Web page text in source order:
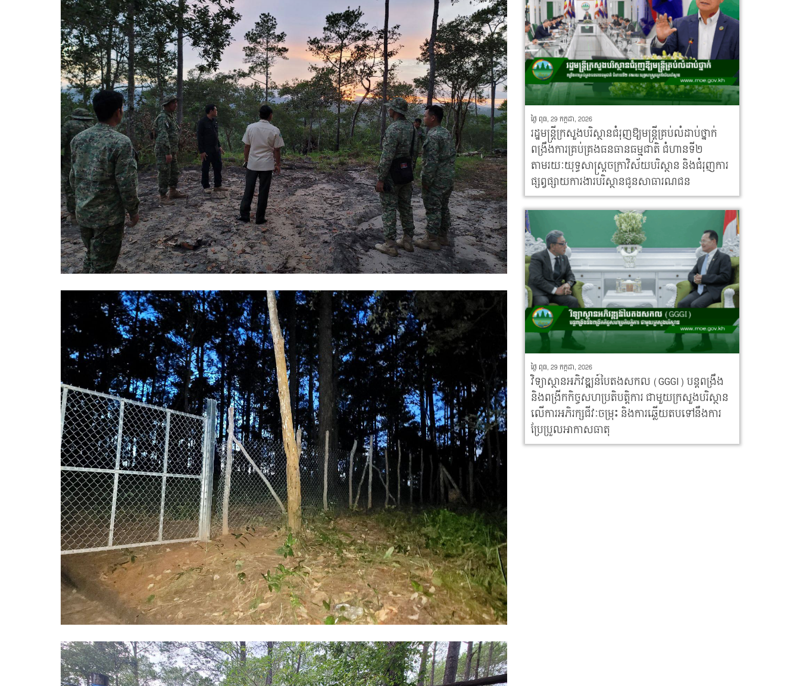
ថ្ងៃ ពុធ, 29 កក្កដា, 2026
រដ្ឋមន្រ្តីក្រសួងបរិស្ថានជំរុញឱ្យមន្រ្តីគ្រប់លំដាប់ថ្នាក់
ពង្រឹងការគ្រប់គ្រងធនធានធម្មជាតិ ជំហានទី២
តាមរយៈយុទ្ធសាស្ត្រចក្រាវិស័យបរិស្ថាន និងជំរុញការ
ផ្សព្វផ្សាយការងារបរិស្ថានជូនសាធារណជន
ថ្ងៃ ពុធ, 29 កក្កដា, 2026
វិទ្យាស្ថានអភិវឌ្ឍន៍បៃតងសកល (GGGI) បន្តពង្រឹង
និងពង្រីកកិច្ចសហប្រតិបត្តិការ ជាមួយក្រសួងបរិស្ថាន
លើការអភិរក្សជីវៈចម្រុះ និងការឆ្លើយតបទៅនឹងការ
ប្រែប្រួលអាកាសធាតុ